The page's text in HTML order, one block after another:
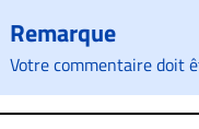
Remarque
Votre commentaire doit